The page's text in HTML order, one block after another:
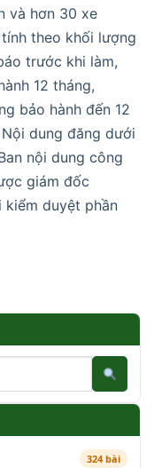
và hơn 30 xe
theo khối lượng
trước khi làm,
12 tháng,
bảo hành đến 12
dung đăng dưới
nội dung công
giám đốc
kiểm duyệt phần
324 bài